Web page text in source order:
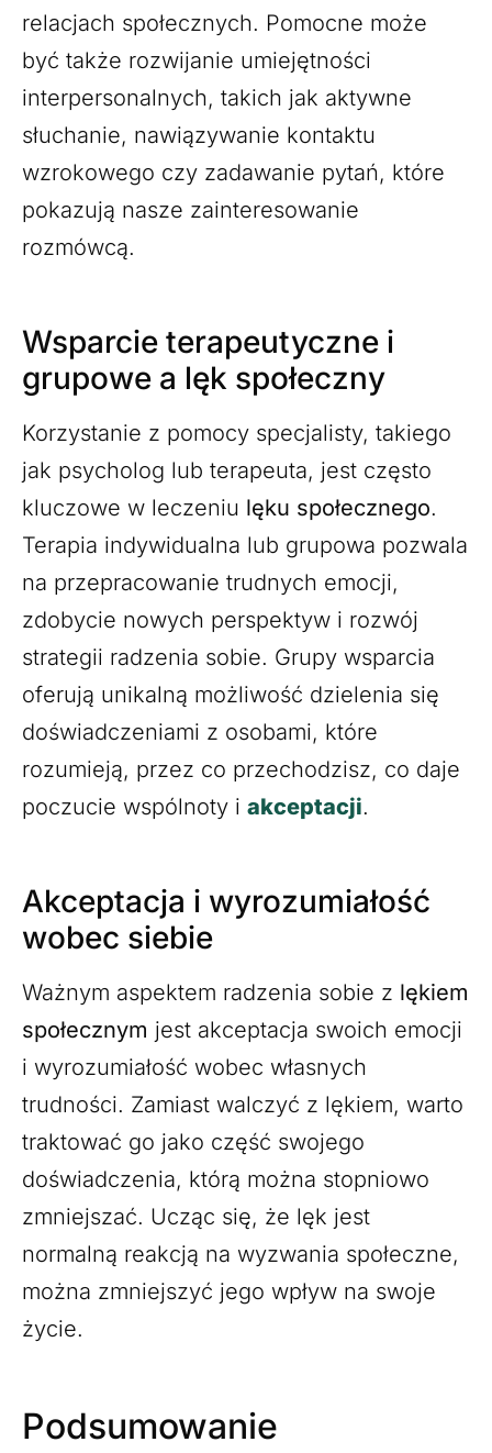
relacjach społecznych. Pomocne może
być także rozwijanie umiejętności
interpersonalnych, takich jak aktywne
słuchanie, nawiązywanie kontaktu
wzrokowego czy zadawanie pytań, które
pokazują nasze zainteresowanie
rozmówcą.
Wsparcie terapeutyczne i
grupowe a lęk społeczny
Korzystanie z pomocy specjalisty, takiego
jak psycholog lub terapeuta, jest często
kluczowe w leczeniu lęku społecznego.
Terapia indywidualna lub grupowa pozwala
na przepracowanie trudnych emocji,
zdobycie nowych perspektyw i rozwój
strategii radzenia sobie. Grupy wsparcia
oferują unikalną możliwość dzielenia się
doświadczeniami z osobami, które
rozumieją, przez co przechodzisz, co daje
poczucie wspólnoty i akceptacji.
Akceptacja i wyrozumiałość
wobec siebie
Ważnym aspektem radzenia sobie z lękiem
społecznym jest akceptacja swoich emocji
i wyrozumiałość wobec własnych
trudności. Zamiast walczyć z lękiem, warto
traktować go jako część swojego
doświadczenia, którą można stopniowo
zmniejszać. Ucząc się, że lęk jest
normalną reakcją na wyzwania społeczne,
można zmniejszyć jego wpływ na swoje
życie.
Podsumowanie